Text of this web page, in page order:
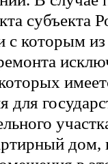
субъекта
с которым
для
дом,